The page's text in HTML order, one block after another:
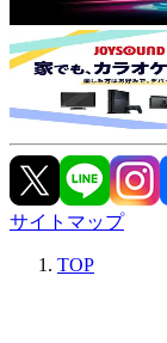
サイトマップ
TOP